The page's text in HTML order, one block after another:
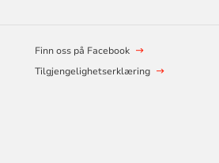
Finn oss på Facebook
Tilgjengelighetserklæring